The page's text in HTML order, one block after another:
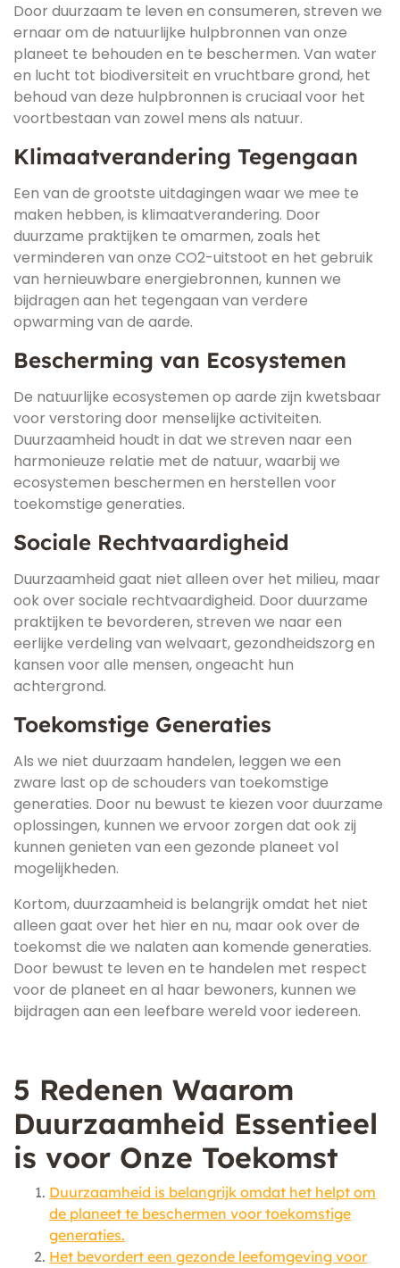
Door duurzaam te leven en consumeren, streven we
ernaar om de natuurlijke hulpbronnen van onze
planeet te behouden en te beschermen. Van water
en lucht tot biodiversiteit en vruchtbare grond, het
behoud van deze hulpbronnen is cruciaal voor het
voortbestaan van zowel mens als natuur.
Klimaatverandering Tegengaan
Een van de grootste uitdagingen waar we mee te
maken hebben, is klimaatverandering. Door
duurzame praktijken te omarmen, zoals het
verminderen van onze CO2-uitstoot en het gebruik
van hernieuwbare energiebronnen, kunnen we
bijdragen aan het tegengaan van verdere
opwarming van de aarde.
Bescherming van Ecosystemen
De natuurlijke ecosystemen op aarde zijn kwetsbaar
voor verstoring door menselijke activiteiten.
Duurzaamheid houdt in dat we streven naar een
harmonieuze relatie met de natuur, waarbij we
ecosystemen beschermen en herstellen voor
toekomstige generaties.
Sociale Rechtvaardigheid
Duurzaamheid gaat niet alleen over het milieu, maar
ook over sociale rechtvaardigheid. Door duurzame
praktijken te bevorderen, streven we naar een
eerlijke verdeling van welvaart, gezondheidszorg en
kansen voor alle mensen, ongeacht hun
achtergrond.
Toekomstige Generaties
Als we niet duurzaam handelen, leggen we een
zware last op de schouders van toekomstige
generaties. Door nu bewust te kiezen voor duurzame
oplossingen, kunnen we ervoor zorgen dat ook zij
kunnen genieten van een gezonde planeet vol
mogelijkheden.
Kortom, duurzaamheid is belangrijk omdat het niet
alleen gaat over het hier en nu, maar ook over de
toekomst die we nalaten aan komende generaties.
Door bewust te leven en te handelen met respect
voor de planeet en al haar bewoners, kunnen we
bijdragen aan een leefbare wereld voor iedereen.
5 Redenen Waarom
Duurzaamheid Essentieel
is voor Onze Toekomst
Duurzaamheid is belangrijk omdat het helpt om
de planeet te beschermen voor toekomstige
generaties.
Het bevordert een gezonde leefomgeving voor